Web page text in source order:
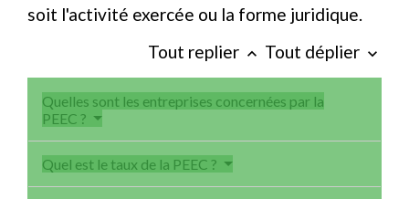
soit l'activité exercée ou la forme juridique.
Tout replier keyboard_arrow_up Tout déplier keyboard_arrow_down
Quelles sont les entreprises concernées par la
PEEC ?
Quel est le taux de la PEEC ?